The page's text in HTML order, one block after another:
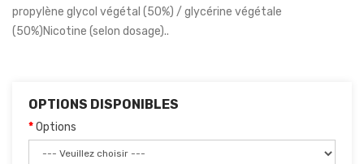
propylène glycol végétal (50%) / glycérine végétale
(50%)Nicotine (selon dosage)..
OPTIONS DISPONIBLES
Options